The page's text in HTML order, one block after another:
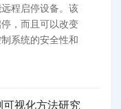
程启停设备。该
，而且可以改变
系统的安全性和
视化方法研究